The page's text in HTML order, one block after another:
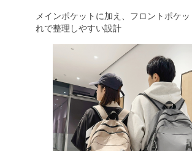
メインポケットに加え、フロントポケッ
れで整理しやすい設計